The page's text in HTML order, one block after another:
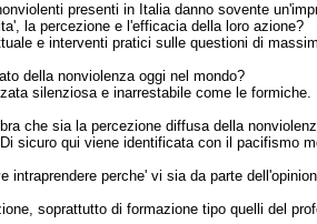
presenti in Italia danno sovente
la percezione e l'efficacia della loro azione?
e interventi pratici sulle questioni di
della nonviolenza oggi nel mondo?
silenziosa e inarrestabile come le formiche.
che sia la percezione diffusa della
sicuro qui viene identificata con il pacifismo
intraprendere perche' vi sia da parte
soprattutto di formazione tipo quelli del